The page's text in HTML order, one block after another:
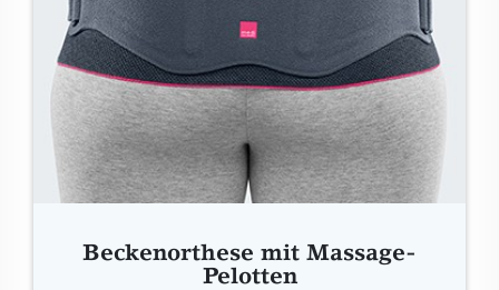
Be­cken­or­the­se mit Mas­sa­ge-
Pe­lot­ten